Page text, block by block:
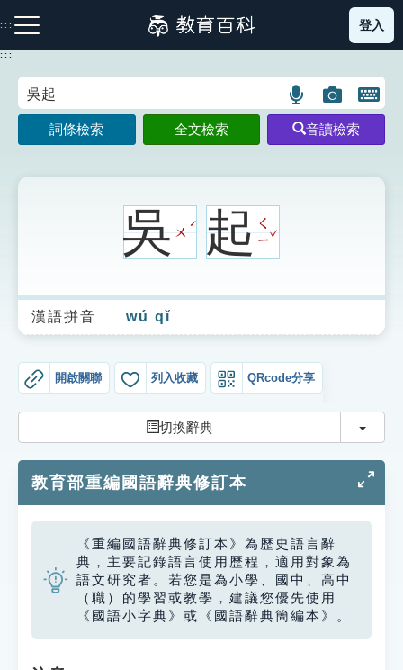
到
主
:::
注音索引圖示 筆畫索引圖示 部首索引表圖示
生字詞彙表
成語故事
索引選單
單字索引
生命大百科索引
遊戲專區
教學應用
登入
:::
語
言
搜
圖
片
搜
開
鍵
圖
詞條檢索 全文檢索 音讀檢索
吳ㄨ
ˊ 起ㄑ
ㄧ
ˇ
漢語拼音 wú qǐ
開啟關聯 列入收藏 QRcode分享
切換辭典 切換
教育部重編國語辭典修訂本
《重編國語辭典修訂本》為歷史語言辭
典，主要記錄語言使用歷程，適用對象為
語文研究者。若您是為小學、國中、高中
（職）的學習或教學，建議您優先使用
《國語小字典》或《國語辭典簡編本》。